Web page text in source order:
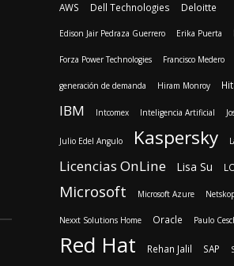
AWS Dell Technologies Deloitte
Edison Jair Pedraza Guerrero Erika Puerta
Forza Power Technologies Francisco Medero
generación de demanda Hiram Monroy
IBM Intcomex Inteligencia Artificial
Julio Edel Angulo Kaspersky
Licencias OnLine Lisa Su
Microsoft Microsoft Azure
Nexxt Solutions Home Oracle Paulo
Red Hat Rehan Jalil SAP